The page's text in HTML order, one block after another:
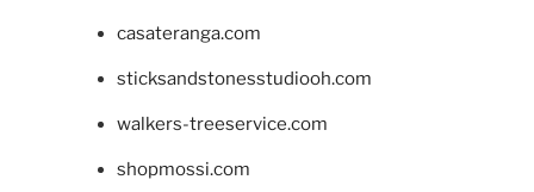
casateranga.com
sticksandstonesstudiooh.com
walkers-treeservice.com
shopmossi.com